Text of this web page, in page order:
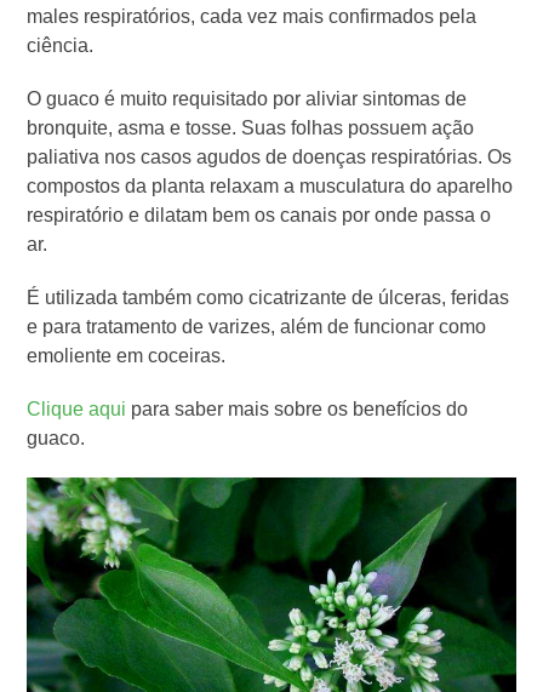
males respiratórios, cada vez mais confirmados pela
ciência.
O guaco é muito requisitado por aliviar sintomas de
bronquite, asma e tosse. Suas folhas possuem ação
paliativa nos casos agudos de doenças respiratórias. Os
compostos da planta relaxam a musculatura do aparelho
respiratório e dilatam bem os canais por onde passa o
ar.
É utilizada também como cicatrizante de úlceras, feridas
e para tratamento de varizes, além de funcionar como
emoliente em coceiras.
Clique aqui para saber mais sobre os benefícios do
guaco.